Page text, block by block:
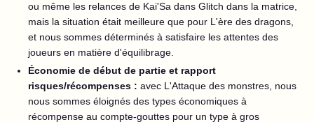
ou même les relances de Kai'Sa dans Glitch dans la matrice,
mais la situation était meilleure que pour L'ère des dragons,
et nous sommes déterminés à satisfaire les attentes des
joueurs en matière d'équilibrage.
Économie de début de partie et rapport
risques/récompenses : avec L'Attaque des monstres, nous
nous sommes éloignés des types économiques à
récompense au compte-gouttes pour un type à gros